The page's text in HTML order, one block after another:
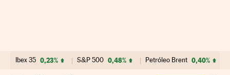
Ibex 35 0,23% S&P 500 0,48% Petróleo Brent 0,40%